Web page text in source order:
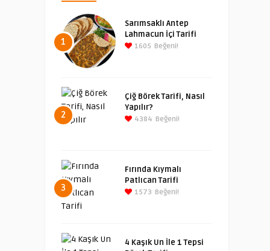
1
Sarımsaklı Antep
Lahmacun İçi Tarifi
1605 Beğeni!
2
Çiğ Börek Tarifi, Nasıl
Yapılır?
4384 Beğeni!
3
Fırında Kıymalı
Patlıcan Tarifi
1573 Beğeni!
4 Kaşık Un İle 1 Tepsi